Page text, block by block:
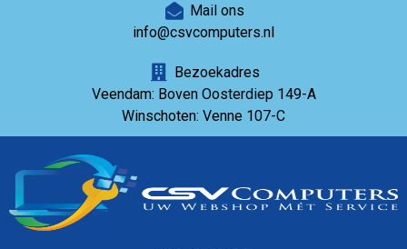
Mail ons
info@csvcomputers.nl
Bezoekadres
Veendam: Boven Oosterdiep 149-A
Winschoten: Venne 107-C